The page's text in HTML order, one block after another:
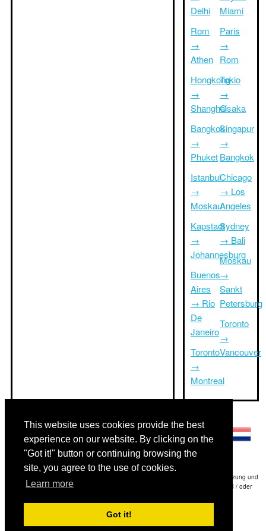
This website uses cookies provide the best
experience on our website. By clicking on the
"Got it!" button or continuing browsing the
site, you agree to the use of cookies.
Learn more
Got it!
Delhi
Rom
→
Athen
Hongkong
→
Shanghai
Bangkok
→
Phuket
Istanbul
→
Moskau
Kapstadt
→
Johannesburg
Buenos
Aires
→ Rio
De
Janeiro
Toronto
→
Montreal
Miami
Paris
→
Rom
Tokio
→
Osaka
Singapur
→
Bangkok
Chicago
→ Los
Angeles
Sydney
→ Bali
Moskau
→
Sankt
Petersburg
Toronto
→
Vancouver
Haftungsausschluss: Die Informationen auf dieser Website ist unsere beste Schätzung und
für nur Ihre Referenz.Triptimeto.com haftet nicht für jede Reise Verzögerung und / oder